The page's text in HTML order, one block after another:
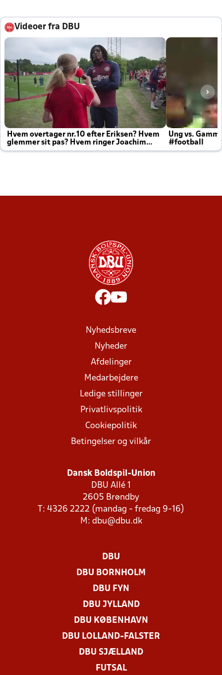
Videoer fra DBU
Hvem overtager nr.10 efter Eriksen? Hvem
glemmer sit pas? Hvem ringer Joachim
altid til efter kampe?
Ung vs.
#football
Nyhedsbreve
Nyheder
Afdelinger
Medarbejdere
Ledige stillinger
Privatlivspolitik
Cookiepolitik
Betingelser og vilkår
Dansk Boldspil-Union
DBU Allé 1
2605 Brøndby
T: 4326 2222 (mandag - fredag 9-16)
M: dbu@dbu.dk
DBU
DBU BORNHOLM
DBU FYN
DBU JYLLAND
DBU KØBENHAVN
DBU LOLLAND-FALSTER
DBU SJÆLLAND
FUTSAL